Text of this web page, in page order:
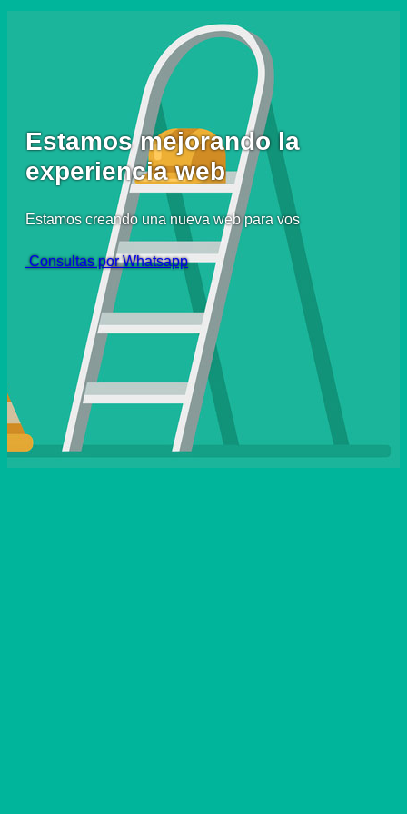
Estamos mejorando la
experiencia web
Estamos creando una nueva web para vos
Consultas por Whatsapp